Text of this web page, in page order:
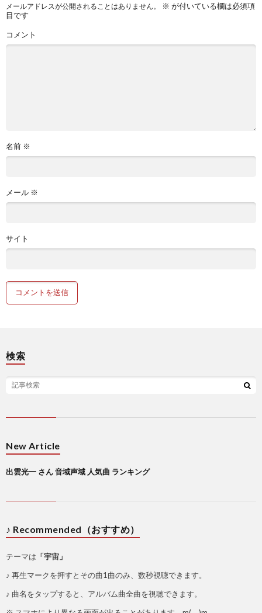
メールアドレスが公開されることはありません。 ※ が付いている欄は必須項
目です
コメント
名前 ※
メール ※
サイト
検索
New Article
出雲光一 さん 音域声域 人気曲 ランキング
♪ Recommended（おすすめ）
テーマは 「宇宙」
♪ 再生マークを押すとその曲1曲のみ、数秒視聴できます。
♪ 曲名をタップすると、アルバム曲全曲を視聴できます。